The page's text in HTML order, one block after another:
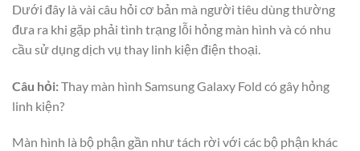
Dưới đây là vài câu hỏi cơ bản mà người tiêu dùng thường
đưa ra khi gặp phải tình trạng lỗi hỏng màn hình và có nhu
cầu sử dụng dịch vụ thay linh kiện điện thoại.
Câu hỏi:Thay màn hình Samsung Galaxy Fold có gây hỏng
linh kiện?
Màn hình là bộ phận gần như tách rời với các bộ phận khác